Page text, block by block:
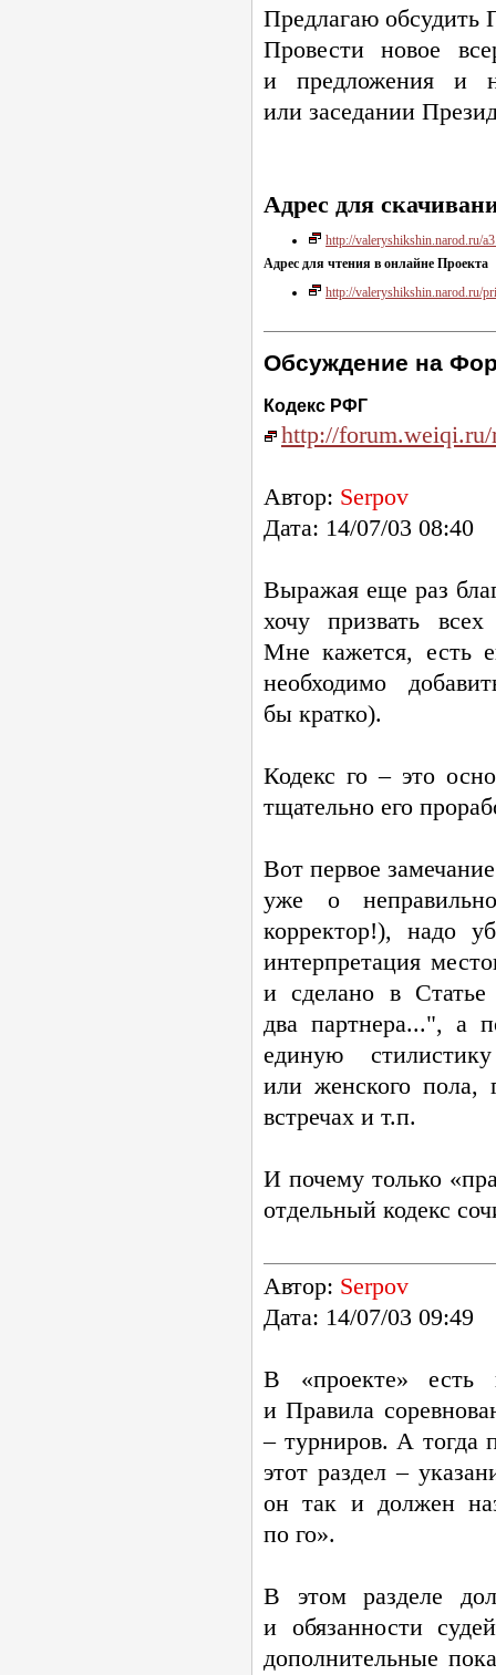
Предлагаю обсудить
Провести новое
и предложения и
или заседании
Адрес для
http://valeryshikshin.narod.ru/
Адрес для чтения в онлайне Проекта
http://valeryshikshin.narod.ru/
Обсуждение на
Кодекс РФГ
http://
Автор: Serpov
Дата: 14/07/03 08:40
Выражая еще раз
хочу призвать
Мне кажется, есть
необходимо
бы кратко).
Кодекс го – это
тщательно его
Вот первое
уже о
корректор!), надо
интерпретация
и сделано в
два партнера...", а
единую
или женского пола,
встречах и т.п.
И почему только
отдельный кодекс
Автор: Serpov
Дата: 14/07/03 09:49
В «проекте» есть
и Правила
– турниров. А тогда
этот раздел –
он так и должен
по го».
В этом разделе
и обязанности
дополнительные